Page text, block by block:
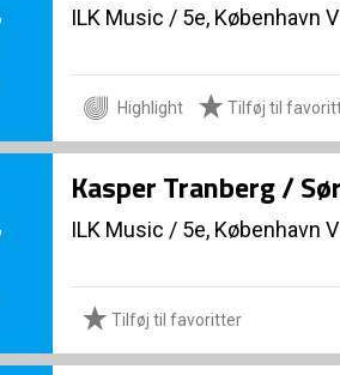
ILK Music / 5e, København V
Highlight Tilføj til
Kasper Tranberg /
ILK Music / 5e, København V
Tilføj til favoritter